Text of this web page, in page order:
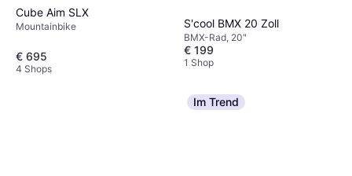
Cube Aim SLX
Mountainbike
€ 695
4 Shops
S'cool BMX 20 Zoll
BMX-Rad, 20"
€ 199
1 Shop
Im Trend